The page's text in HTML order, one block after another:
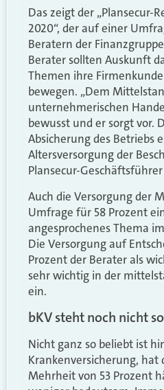
Das zeigt der „Plansecur-
2020“, der auf einer
Beratern der
Berater sollten Auskunft
Themen ihre
bewegen. „Dem
unternehmerischen
bewusst und er sorgt vor.
Absicherung des Betriebs
Altersversorgung der
Plansecur-
Auch die Versorgung der
Umfrage für 58 Prozent
angesprochenes Thema
Die Versorgung auf
Prozent der Berater als
sehr wichtig in der
ein.
bKV steht noch nicht
Nicht ganz so beliebt ist
Krankenversicherung, hat
Mehrheit von 53 Prozent